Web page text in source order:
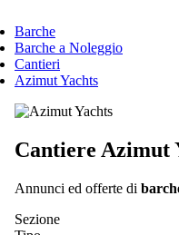
Barche
Barche a Noleggio
Cantieri
Azimut Yachts
Cantiere Azimut
Annunci ed offerte di
Sezione